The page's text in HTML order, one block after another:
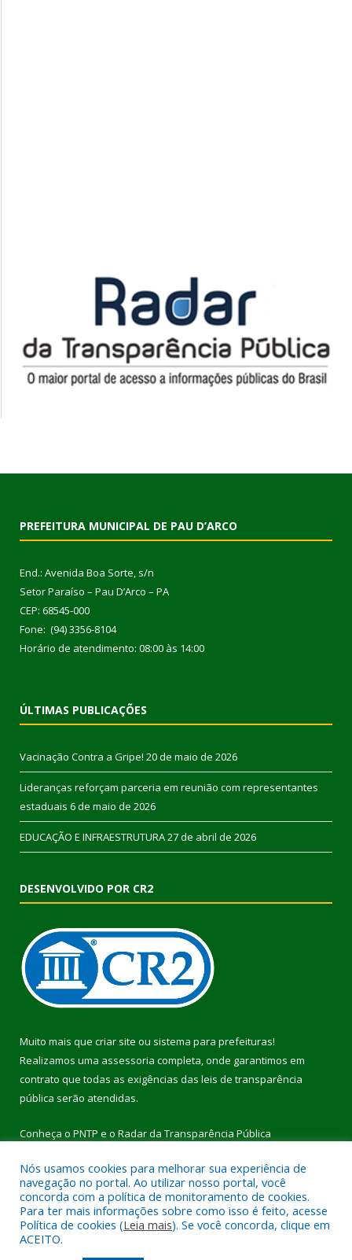
PREFEITURA MUNICIPAL DE PAU D’ARCO
End.: Avenida Boa Sorte, s/n
Setor Paraíso – Pau D’Arco – PA
CEP: 68545-000
Fone: (94) 3356-8104
Horário de atendimento: 08:00 às 14:00
ÚLTIMAS PUBLICAÇÕES
Vacinação Contra a Gripe! 20 de maio de 2026
Lideranças reforçam parceria em reunião com representantes
estaduais 6 de maio de 2026
EDUCAÇÃO E INFRAESTRUTURA27 de abril de 2026
DESENVOLVIDO POR CR2
Muito mais que criar site ou sistema para prefeituras!
Realizamos uma assessoria completa, onde garantimos em
contrato que todas as exigências das leis de transparência
pública serão atendidas.
Conheça o PNTP e o Radar da Transparência Pública
Todos os direitos reservados a Prefeitura Municipal de Pau
D’Arco.
Nós usamos cookies para melhorar sua experiência de
navegação no portal. Ao utilizar nosso portal, você
concorda com a política de monitoramento de cookies.
Para ter mais informações sobre como isso é feito, acesse
Política de cookies (Leia mais). Se você concorda, clique em
ACEITO.